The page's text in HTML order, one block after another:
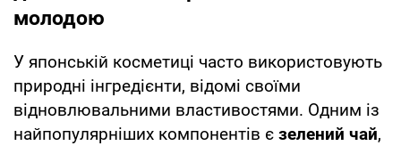
молодою
У японській косметиці часто використовують
природні інгредієнти, відомі своїми
відновлювальними властивостями. Одним із
найпопулярніших компонентів є зелений чай,